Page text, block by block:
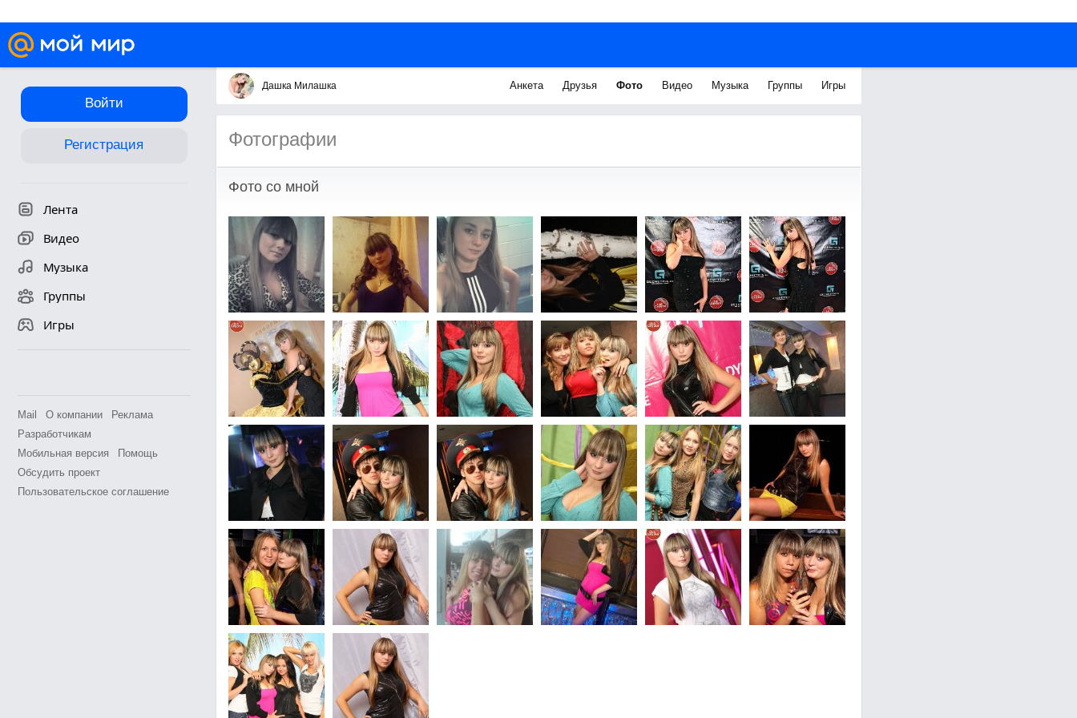
Войти
Регистрация
Лента
Видео
Музыка
Группы
Игры
Mail О компании
Реклама
Разработчикам
Мобильная версия
Помощь
Обсудить проект
Пользовательское соглашение
Дашка Милашка Анкета Друзья Фото Видео Музыка Группы Игры
Фотографии
Фото со мной